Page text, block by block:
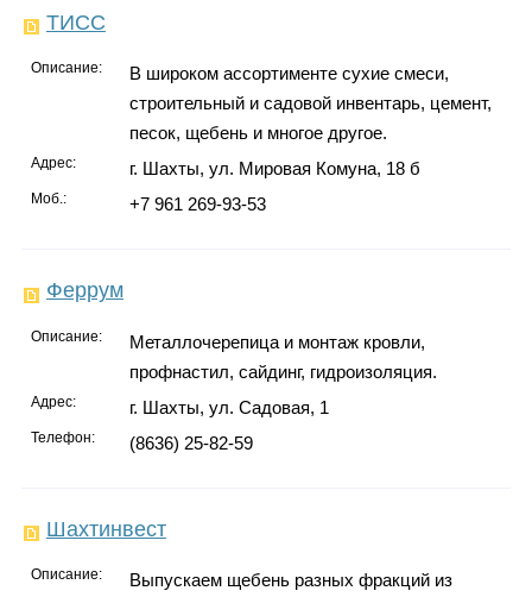
ТИСС
Описание:
В широком ассортименте сухие смеси,
строительный и садовой инвентарь, цемент,
песок, щебень и многое другое.
Адрес: г. Шахты, ул. Мировая Комуна, 18 б
Моб.: +7 961 269-93-53
Феррум
Описание:
Металлочерепица и монтаж кровли,
профнастил, сайдинг, гидроизоляция.
Адрес: г. Шахты, ул. Садовая, 1
Телефон: (8636) 25-82-59
Шахтинвест
Описание:
Выпускаем щебень разных фракций из